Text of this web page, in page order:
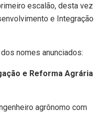
escalão, desta vez
e Integração
nomes anunciados:
e Reforma Agrária
agrônomo com